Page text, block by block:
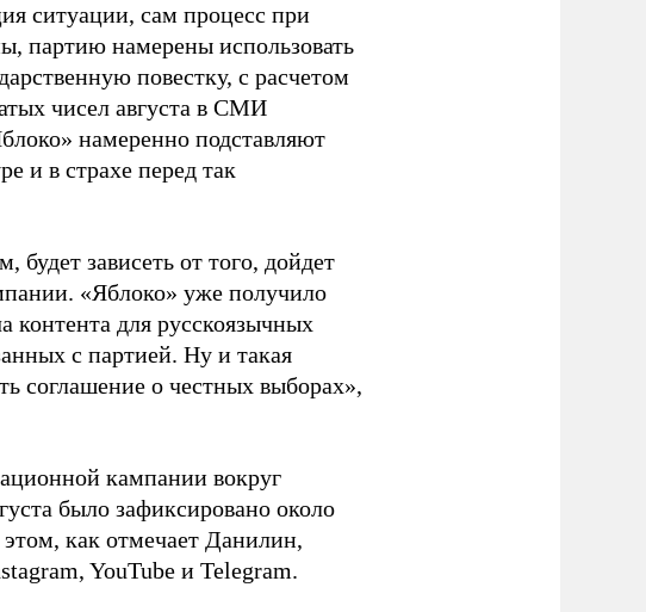
ситуации, сам процесс при
партию намерены использовать
повестку, с расчетом
чисел августа в СМИ
намеренно подставляют
и в страхе перед так
будет зависеть от того, дойдет
«Яблоко» уже получило
контента для русскоязычных
с партией. Ну и такая
соглашение о честных выборах»,
кампании вокруг
было зафиксировано около
как отмечает Данилин,
YouTube и Telegram.